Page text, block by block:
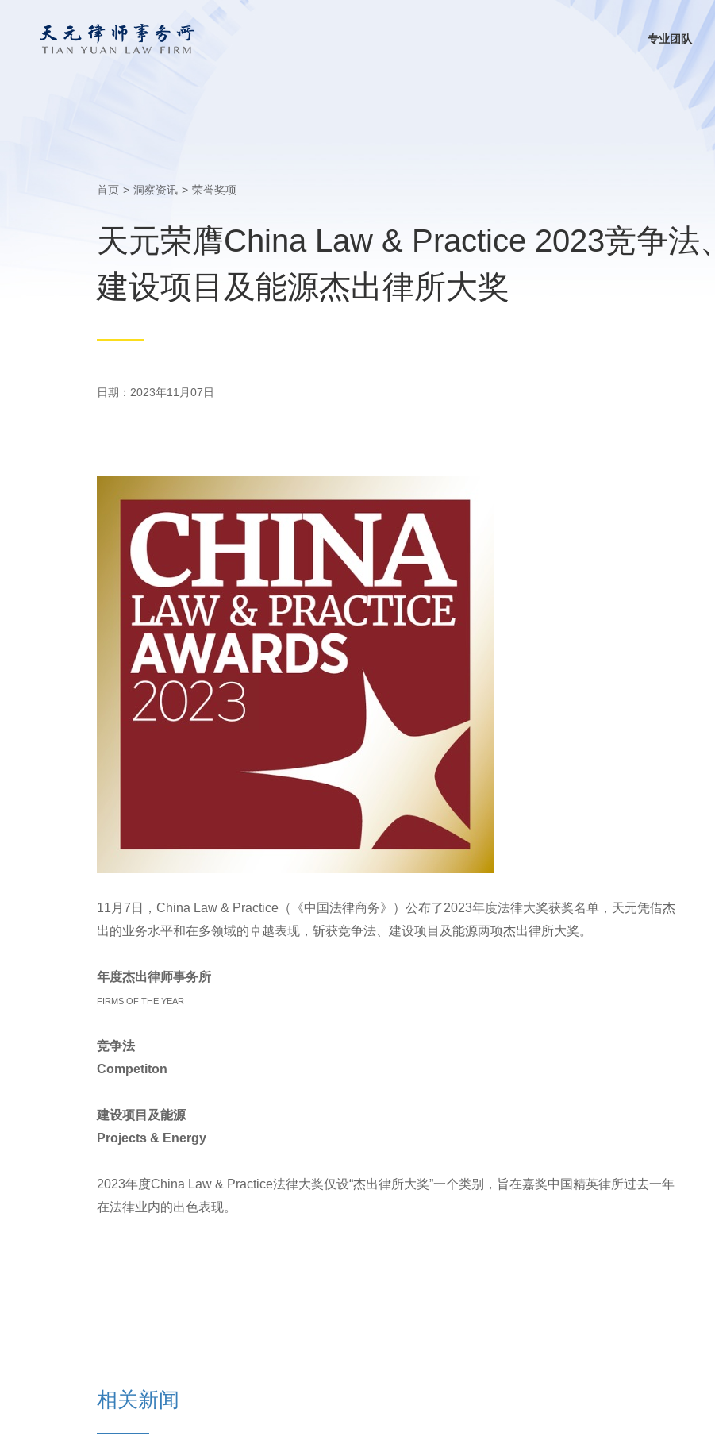
专业团队
首页 > 洞察资讯 > 荣誉奖项
天元荣膺China Law & Practice 2023竞争法、
建设项目及能源杰出律所大奖
日期：2023年11月07日
11月7日，China Law & Practice（《中国法律商务》）公布了2023年度法律大奖获奖名单，天元凭借杰
出的业务水平和在多领域的卓越表现，斩获竞争法、建设项目及能源两项杰出律所大奖。
年度杰出律师事务所
FIRMS OF THE YEAR
竞争法
Competiton
建设项目及能源
Projects & Energy
2023年度China Law & Practice法律大奖仅设“杰出律所大奖”一个类别，旨在嘉奖中国精英律所过去一年
在法律业内的出色表现。
相关新闻